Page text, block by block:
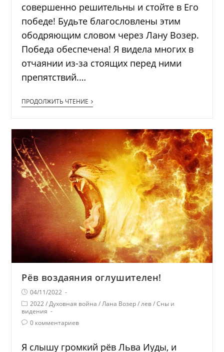
совершенно решительны и стойте в Его
победе! Будьте благословлены этим
ободряющим словом через Лану Возер.
Победа обеспечена! Я видела многих в
отчаянии из-за стоящих перед ними
препятствий.…
ПРОДОЛЖИТЬ ЧТЕНИЕ
Рёв воздаяния оглушителен!
04/11/2022
2022 / Духовная война / Лана Возер / лев / Сны и
видения
0 комментариев
Я слышу громкий рёв Льва Иуды, и